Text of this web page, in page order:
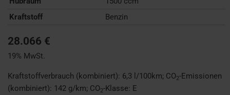
Kraftstoff
Benzin
28.066 €
19% MwSt.
Kraftstoffverbrauch (kombiniert): 6,3 l/100km; CO2-Emissionen
(kombiniert): 142 g/km; CO2-Klasse: E